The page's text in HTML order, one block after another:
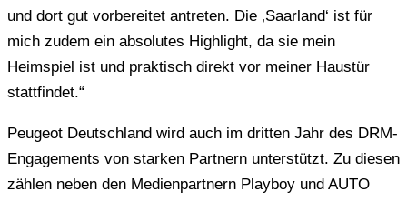
und dort gut vorbereitet antreten. Die ‚Saarland‘ ist für
mich zudem ein absolutes Highlight, da sie mein
Heimspiel ist und praktisch direkt vor meiner Haustür
stattfindet.“
Peugeot Deutschland wird auch im dritten Jahr des DRM-
Engagements von starken Partnern unterstützt. Zu diesen
zählen neben den Medienpartnern Playboy und AUTO